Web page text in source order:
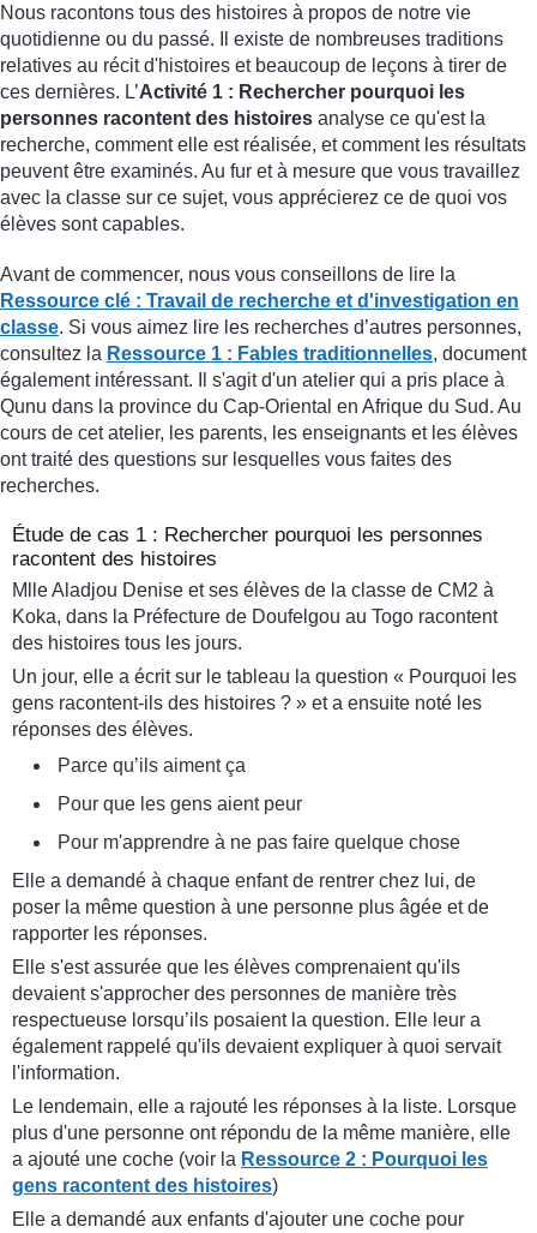
Nous racontons tous des histoires à propos de notre vie
quotidienne ou du passé. Il existe de nombreuses traditions
relatives au récit d'histoires et beaucoup de leçons à tirer de
ces dernières. L’Activité 1 : Rechercher pourquoi les
personnes racontent des histoires analyse ce qu'est la
recherche, comment elle est réalisée, et comment les résultats
peuvent être examinés. Au fur et à mesure que vous travaillez
avec la classe sur ce sujet, vous apprécierez ce de quoi vos
élèves sont capables.
Avant de commencer, nous vous conseillons de lire la
Ressource clé : Travail de recherche et d'investigation en
classe. Si vous aimez lire les recherches d’autres personnes,
consultez la Ressource 1 : Fables traditionnelles, document
également intéressant. Il s'agit d'un atelier qui a pris place à
Qunu dans la province du Cap-Oriental en Afrique du Sud. Au
cours de cet atelier, les parents, les enseignants et les élèves
ont traité des questions sur lesquelles vous faites des
recherches.
Étude de cas 1 : Rechercher pourquoi les personnes
racontent des histoires
Mlle Aladjou Denise et ses élèves de la classe de CM2 à
Koka, dans la Préfecture de Doufelgou au Togo racontent
des histoires tous les jours.
Un jour, elle a écrit sur le tableau la question « Pourquoi les
gens racontent-ils des histoires ? » et a ensuite noté les
réponses des élèves.
Parce qu’ils aiment ça
Pour que les gens aient peur
Pour m'apprendre à ne pas faire quelque chose
Elle a demandé à chaque enfant de rentrer chez lui, de
poser la même question à une personne plus âgée et de
rapporter les réponses.
Elle s'est assurée que les élèves comprenaient qu'ils
devaient s'approcher des personnes de manière très
respectueuse lorsqu’ils posaient la question. Elle leur a
également rappelé qu'ils devaient expliquer à quoi servait
l'information.
Le lendemain, elle a rajouté les réponses à la liste. Lorsque
plus d'une personne ont répondu de la même manière, elle
a ajouté une coche (voir la Ressource 2 : Pourquoi les
gens racontent des histoires)
Elle a demandé aux enfants d'ajouter une coche pour